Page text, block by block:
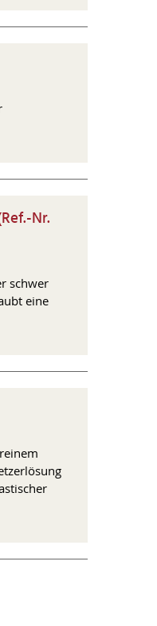
Nr.
schwer
eine